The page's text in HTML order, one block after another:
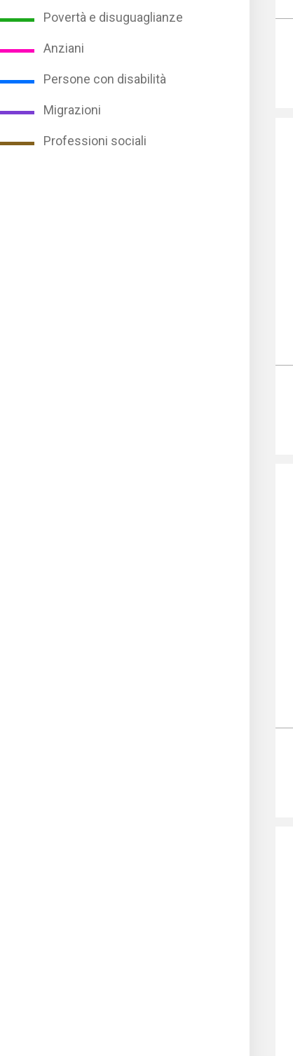
Povertà e disuguaglianze
Anziani
Persone con disabilità
Migrazioni
Professioni sociali